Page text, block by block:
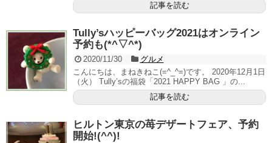
記事を読む
Tully’sハッピーバッグ2021はオンライン
予約も(*^▽^*)
2020/11/30
グルメ
こんにちは、まねきねこ(=^_^=)です。 2020年12月1日
（火） Tully’sの福袋「2021 HAPPY BAG 」の...
記事を読む
ヒルトン東京の苺デザートフェア、予約
開始!(^^)!